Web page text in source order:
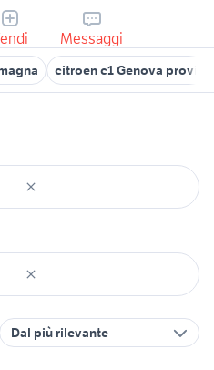
Messaggi
citroen c1 Genova
Dal più rilevante